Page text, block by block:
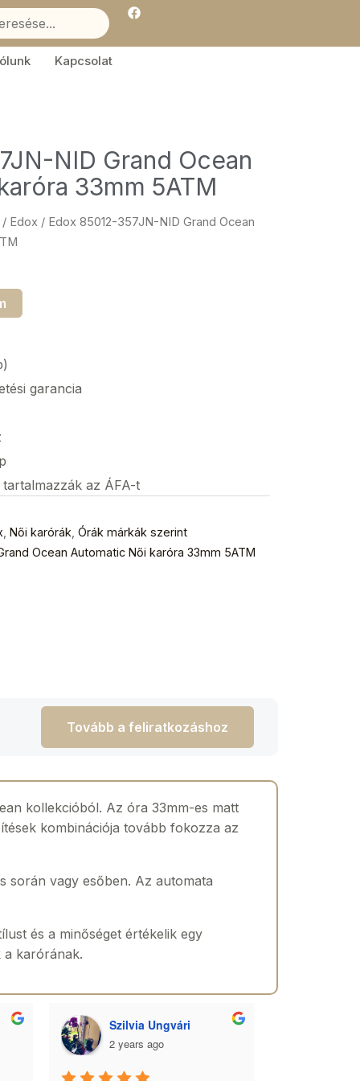
F
a
e
Kapcsolat
NID Grand Ocean
33mm 5ATM
/ Edox / Edox 85012-357JN-NID Grand Ocean
garancia
az ÁFA-t
Női karórák Órák márkák szerint
Ocean Automatic Női karóra 33mm 5ATM
Tovább a feliratkozáshoz
kollekcióból. Az óra 33mm-es matt
kombinációja tovább fokozza az
során vagy esőben. Az automata
és a minőséget értékelik egy
a karórának.
Szilvia Ungvári
2 years ago